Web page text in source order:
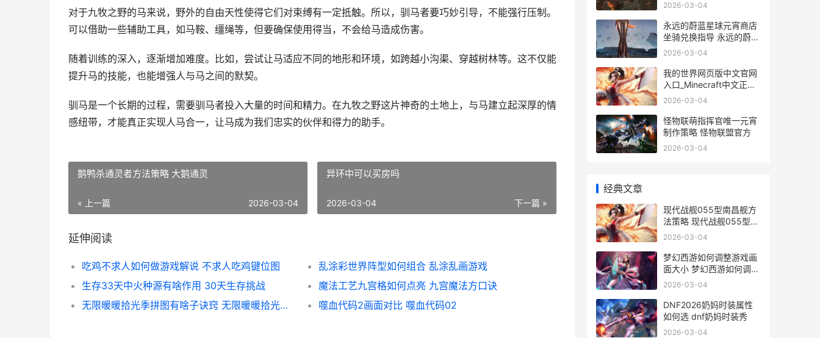
对于九牧之野的马来说，野外的自由天性使得它们对束缚有一定抵触。所以，驯马者要巧妙引导，不能强行压制。
可以借助一些辅助工具，如马鞍、缰绳等，但要确保使用得当，不会给马造成伤害。
随着训练的深入，逐渐增加难度。比如，尝试让马适应不同的地形和环境，如跨越小沟渠、穿越树林等。这不仅能
提升马的技能，也能增强人与马之间的默契。
驯马是一个长期的过程，需要驯马者投入大量的时间和精力。在九牧之野这片神奇的土地上，与马建立起深厚的情
感纽带，才能真正实现人马合一，让马成为我们忠实的伙伴和得力的助手。
鹅鸭杀通灵者方法策略 大鹅通灵
« 上一篇 2026-03-04
异环中可以买房吗
下一篇 »
2026-03-04
延伸阅读
吃鸡不求人如何做游戏解说 不求人吃鸡键位图
乱涂彩世界阵型如何组合 乱涂乱画游戏
生存33天中火种源有啥作用 30天生存挑战
魔法工艺九宫格如何点亮 九宫魔法方口诀
无限暖暖拾光季拼图有啥子诀窍 无限暖暖拾光季活动
噬血代码2画面对比 噬血代码02
2026-03-04
永远的蔚蓝星球元宵商店
坐骑兑换指导 永远的蔚蓝
星球破解版修改器
2026-03-04
我的世界网页版中文官网
入口_Minecraft中文正版
网页进入 我的世界网页版
2026-03-04
怪物联萌指挥官唯一元宵
制作策略 怪物联盟官方
2026-03-04
经典文章
现代战舰055型南昌舰方
法策略 现代战舰055型南
昌舰值得买吗
2026-03-04
梦幻西游如何调整游戏画
面大小 梦幻西游如何调整
窗口大小
2026-03-04
DNF2026奶妈时装属性
如何选 dnf奶妈时装秀
2026-03-04